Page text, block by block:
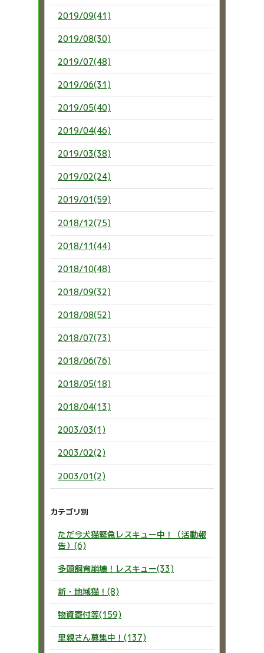
2019/09(41)
2019/08(30)
2019/07(48)
2019/06(31)
2019/05(40)
2019/04(46)
2019/03(38)
2019/02(24)
2019/01(59)
2018/12(75)
2018/11(44)
2018/10(48)
2018/09(32)
2018/08(52)
2018/07(73)
2018/06(76)
2018/05(18)
2018/04(13)
2003/03(1)
2003/02(2)
2003/01(2)
カテゴリ別
ただ今犬猫緊急レスキュー中！（活動報
告）(6)
多頭飼育崩壊！レスキュー(33)
新・地域猫！(8)
物資寄付等(159)
里親さん募集中！(137)